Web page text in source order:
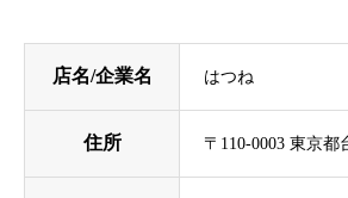
店名/企業名 はつね
住所 〒110-0003 東京都